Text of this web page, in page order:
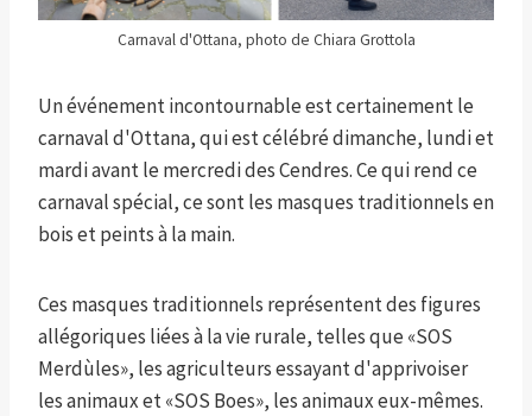
Carnaval d'Ottana, photo de Chiara Grottola
Un événement incontournable est certainement le
carnaval d'Ottana, qui est célébré dimanche, lundi et
mardi avant le mercredi des Cendres. Ce qui rend ce
carnaval spécial, ce sont les masques traditionnels en
bois et peints à la main.
Ces masques traditionnels représentent des figures
allégoriques liées à la vie rurale, telles que «SOS
Merdùles», les agriculteurs essayant d'apprivoiser
les animaux et «SOS Boes», les animaux eux-mêmes.